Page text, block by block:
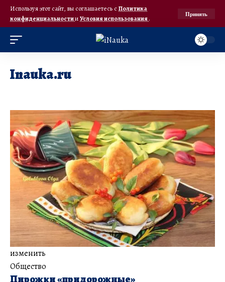
Используя этот сайт, вы соглашаетесь с Политика
конфиденциальностииУсловия использования.
Принять
Inauka.ru
изменить
Общество
Пирожки «придорожные»